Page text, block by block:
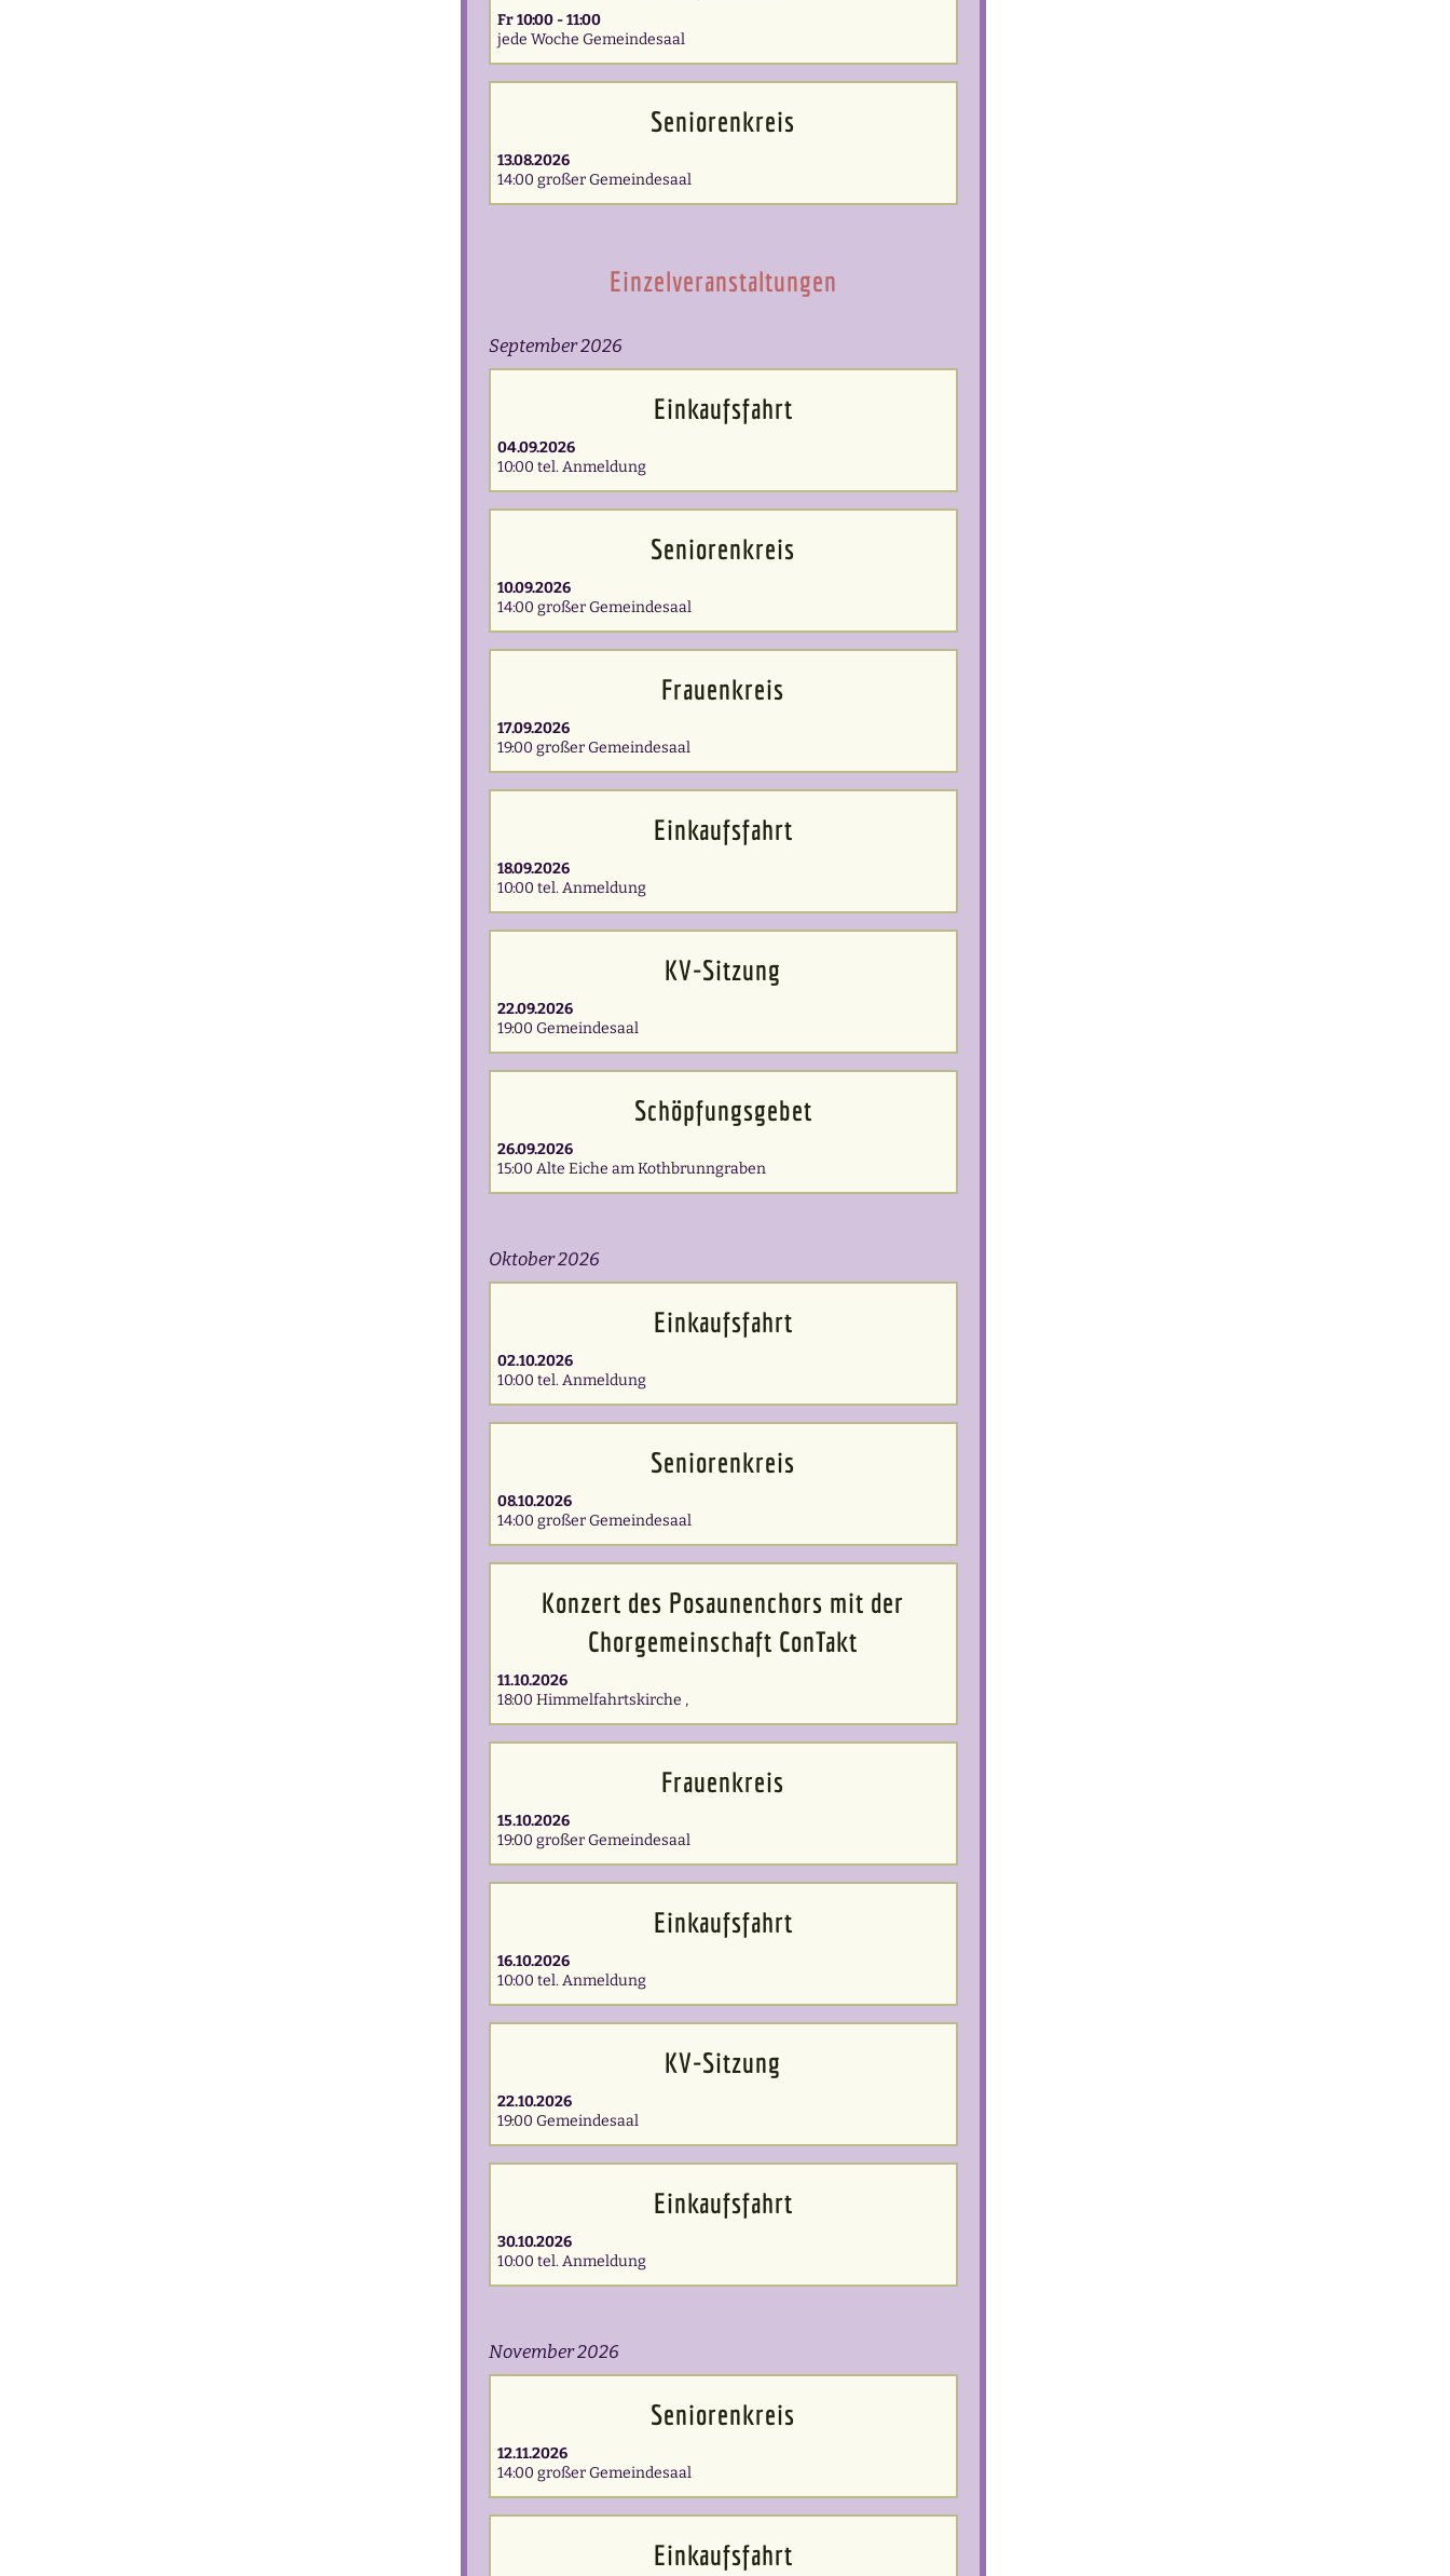
Fr 10:00 - 11:00
jede Woche Gemeindesaal
Seniorenkreis
13.08.2026
14:00 großer Gemeindesaal
Einzelveranstaltungen
September 2026
Einkaufsfahrt
04.09.2026
10:00 tel. Anmeldung
Seniorenkreis
10.09.2026
14:00 großer Gemeindesaal
Frauenkreis
17.09.2026
19:00 großer Gemeindesaal
Einkaufsfahrt
18.09.2026
10:00 tel. Anmeldung
KV-Sitzung
22.09.2026
19:00 Gemeindesaal
Schöpfungsgebet
26.09.2026
15:00 Alte Eiche am Kothbrunngraben
Oktober 2026
Einkaufsfahrt
02.10.2026
10:00 tel. Anmeldung
Seniorenkreis
08.10.2026
14:00 großer Gemeindesaal
Konzert des Posaunenchors mit der
Chorgemeinschaft ConTakt
11.10.2026
18:00 Himmelfahrtskirche ,
Frauenkreis
15.10.2026
19:00 großer Gemeindesaal
Einkaufsfahrt
16.10.2026
10:00 tel. Anmeldung
KV-Sitzung
22.10.2026
19:00 Gemeindesaal
Einkaufsfahrt
30.10.2026
10:00 tel. Anmeldung
November 2026
Seniorenkreis
12.11.2026
14:00 großer Gemeindesaal
Einkaufsfahrt